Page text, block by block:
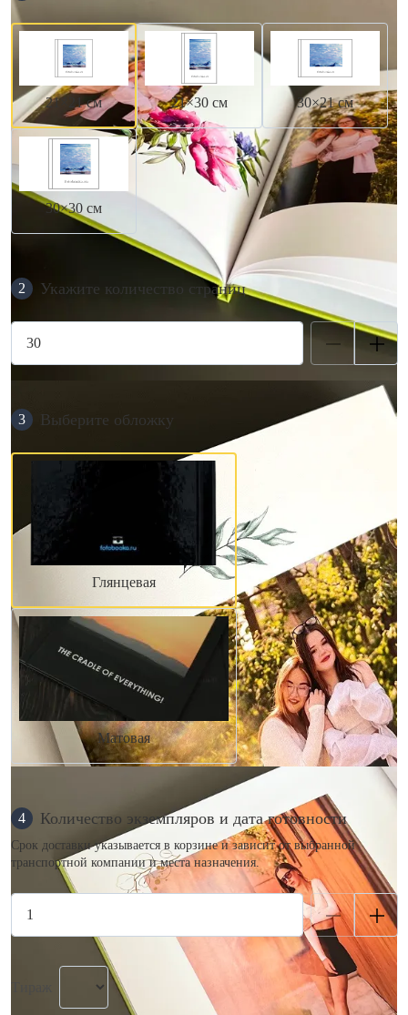
21×21 см 21×30 см 30×21 см
30×30 см
2 Укажите количество страниц
3 Выберите обложку
Глянцевая
Матовая
4 Количество экземпляров и дата готовности
Срок доставки указывается в корзине и зависит от выбранной
транспортной компании и места назначения.